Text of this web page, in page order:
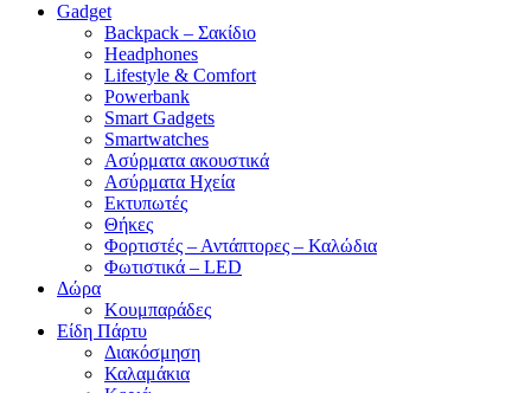
Gadget
Backpack – Σακίδιο
Headphones
Lifestyle & Comfort
Powerbank
Smart Gadgets
Smartwatches
Ασύρματα ακουστικά
Ασύρματα Ηχεία
Εκτυπωτές
Θήκες
Φορτιστές – Αντάπτορες – Καλώδια
Φωτιστικά – LED
Δώρα
Κουμπαράδες
Είδη Πάρτυ
Διακόσμηση
Καλαμάκια